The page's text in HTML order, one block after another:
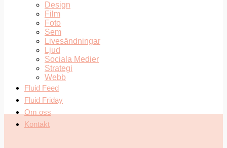
Design
Film
Foto
Sem
Livesändningar
Ljud
Sociala Medier
Strategi
Webb
Fluid Feed
Fluid Friday
Om oss
Kontakt